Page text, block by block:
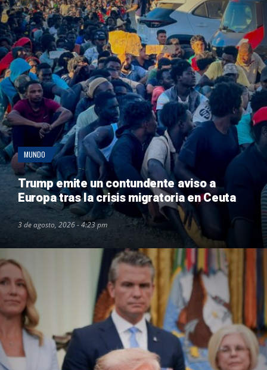
MUNDO
Trump emite un contundente aviso a
Europa tras la crisis migratoria en Ceuta
3 de agosto, 2026 - 4:23 pm